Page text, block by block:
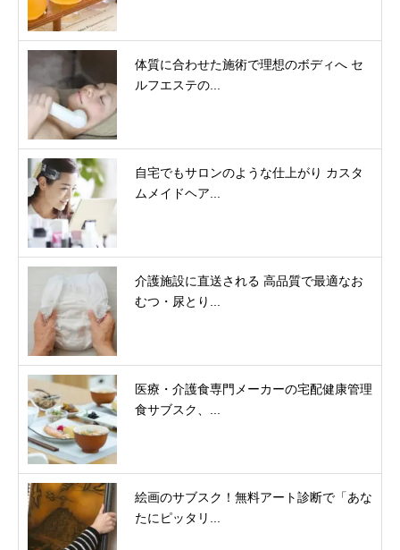
体質に合わせた施術で理想のボディへ セ
ルフエステの...
自宅でもサロンのような仕上がり カスタ
ムメイドヘア...
介護施設に直送される 高品質で最適なお
むつ・尿とり...
医療・介護食専門メーカーの宅配健康管理
食サブスク、...
絵画のサブスク！無料アート診断で「あな
たにピッタリ...